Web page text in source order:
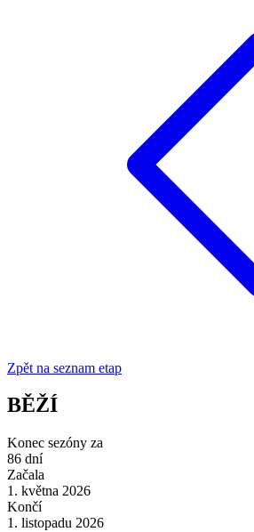
Zpět na seznam etap
BĚŽÍ
Konec sezóny za
86 dní
Začala
1. května 2026
Končí
1. listopadu 2026